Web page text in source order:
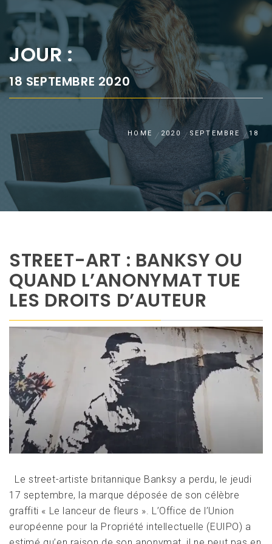
JOUR :
18 SEPTEMBRE 2020
HOME 2020 SEPTEMBRE 18
STREET-ART : BANKSY OU
QUAND L’ANONYMAT TUE
LES DROITS D’AUTEUR
Le street-artiste britannique Banksy a perdu, le jeudi
17 septembre, la marque déposée de son célèbre
graffiti « Le lanceur de fleurs ». L’Office de l’Union
européenne pour la Propriété intellectuelle (EUIPO) a